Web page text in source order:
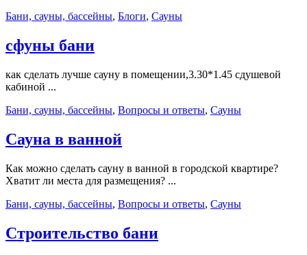
Бани, сауны, бассейны, Блоги, Сауны
сфуны бани
как сделать лучше сауну в помещении,3.30*1.45 сдушевой
кабиной ...
Бани, сауны, бассейны, Вопросы и ответы, Сауны
Сауна в ванной
Как можно сделать сауну в ванной в городской квартире?
Хватит ли места для размещения? ...
Бани, сауны, бассейны, Вопросы и ответы, Сауны
Строительство бани